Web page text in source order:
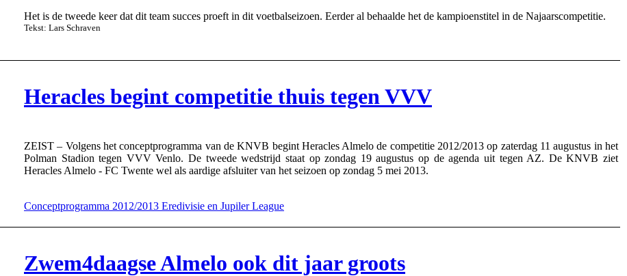
Het is de tweede keer dat dit team succes proeft in dit voetbalseizoen. Eerder al behaalde het de kampioenstitel in de Najaarscompetitie.
Tekst: Lars Schraven
Heracles begint competitie thuis tegen VVV
ZEIST – Volgens het conceptprogramma van de KNVB begint Heracles Almelo de competitie 2012/2013 op zaterdag 11 augustus in het
Polman Stadion tegen VVV Venlo. De tweede wedstrijd staat op zondag 19 augustus op de agenda uit tegen AZ. De KNVB ziet
Heracles Almelo - FC Twente wel als aardige afsluiter van het seizoen op zondag 5 mei 2013.
Conceptprogramma 2012/2013 Eredivisie en Jupiler League
Zwem4daagse Almelo ook dit jaar groots